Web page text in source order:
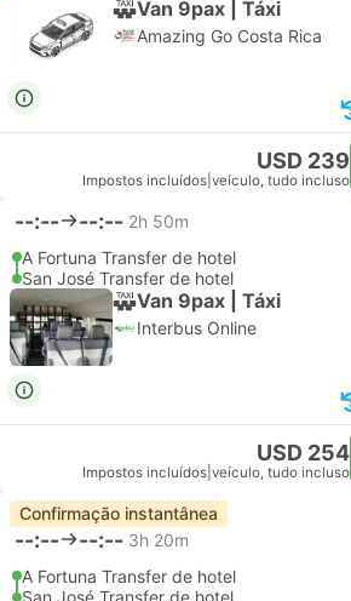
Van 9pax | Táxi
Amazing Go Costa Rica
USD 239
Impostos incluídos veículo, tudo incluso
--:-- --:-- 2h 50m
A Fortuna Transfer de hotel
San José Transfer de hotel
Van 9pax | Táxi
Interbus Online
USD 254
Impostos incluídos veículo, tudo incluso
Confirmação instantânea
--:-- --:-- 3h 20m
A Fortuna Transfer de hotel
San José Transfer de hotel